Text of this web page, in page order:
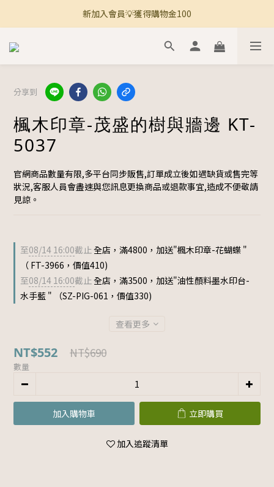
🚚 全館滿800免運 🚚
新加入會員💡獲得購物金100
🚚 全館滿800免運 🚚
分享到
楓木印章-茂盛的樹與牆邊 KT-
5037
官網商品數量有限,多平台同步販售,訂單成立後如遇缺貨或售完等
狀況,客服人員會盡速與您訊息更換商品或退款事宜,造成不便敬請
見諒。
至08/14 16:00截止全店，滿4800，加送"楓木印章-花蝴蝶 "
（ FT-3966，價值410)
至08/14 16:00截止全店，滿3500，加送"油性顏料墨水印台-
水手藍 " （SZ-PIG-061，價值330)
查看更多
NT$552 NT$690
數量
加入購物車 立即購買
加入追蹤清單